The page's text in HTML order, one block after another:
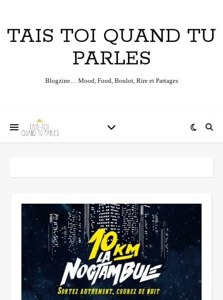
TAIS TOI QUAND TU
PARLES
Blogzine… Mood, Food, Boulot, Rire et Partages